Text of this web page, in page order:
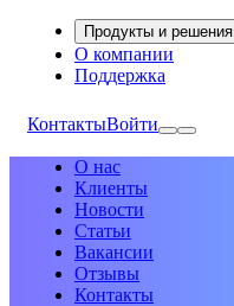
Продукты и решения
О компании
Поддержка
КонтактыВойти
О нас
Клиенты
Новости
Статьи
Вакансии
Отзывы
Контакты